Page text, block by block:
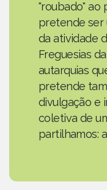
"roubado" ao
pretende ser
da atividade
Freguesias
autarquias
pretende
divulgação e
coletiva de
partilhamos: